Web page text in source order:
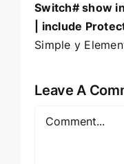
Switch# show
| include
Simple y
Leave A
Comment